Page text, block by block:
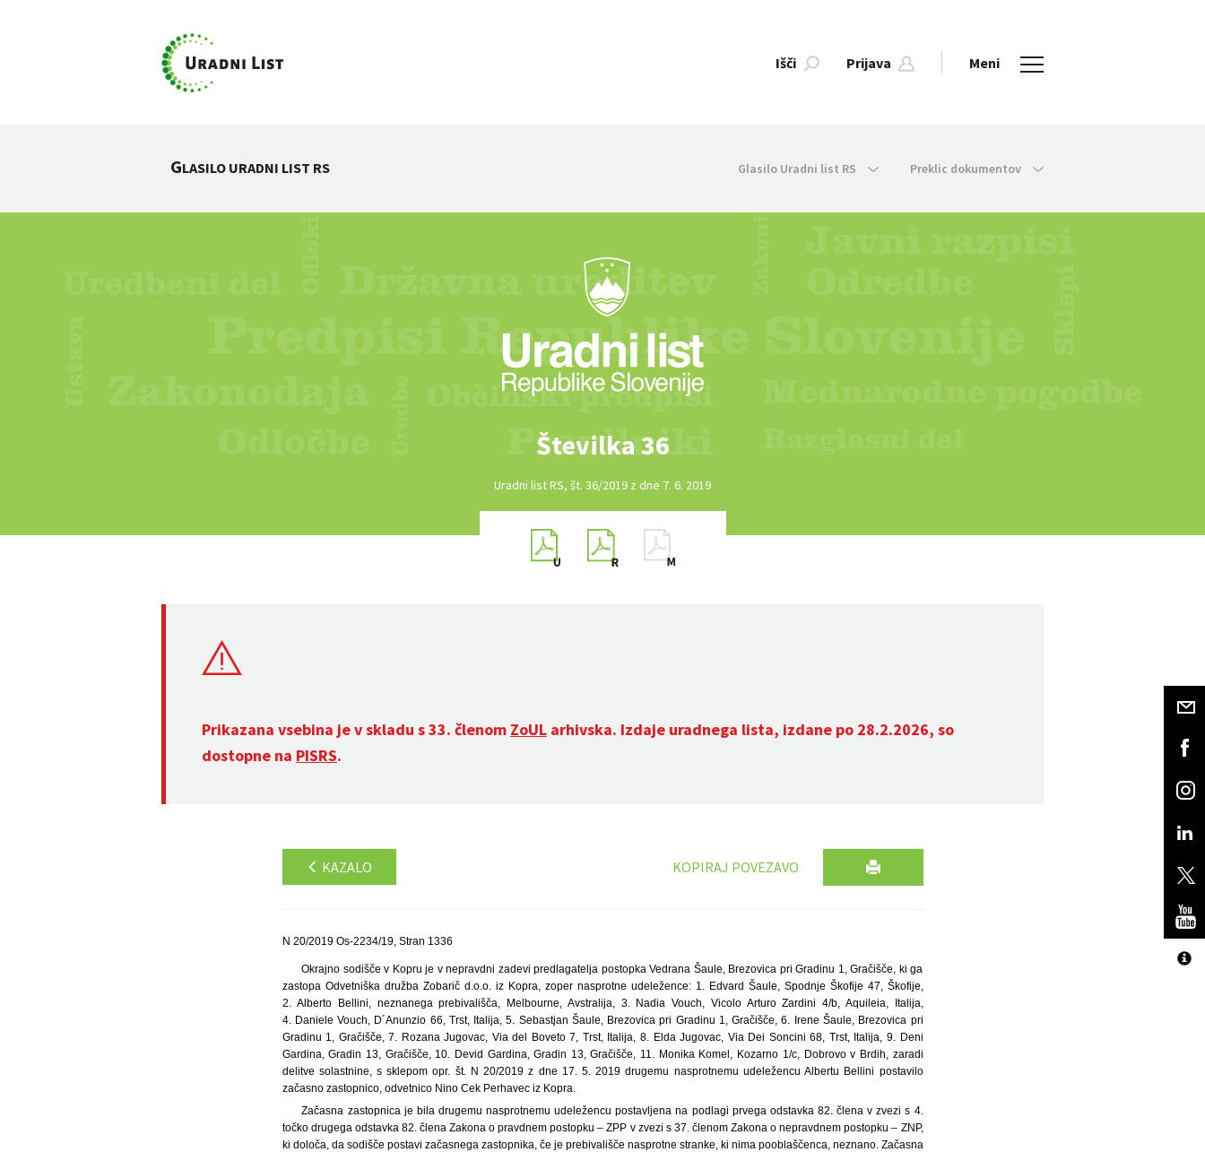
Išči Prijava Meni
GLASILO URADNI LIST RS Glasilo Uradni list RS Preklic dokumentov
Številka 36
Uradni list RS, št. 36/2019 z dne 7. 6. 2019
Prikazana vsebina je v skladu s 33. členom ZoUL arhivska. Izdaje uradnega lista, izdane po 28.2.2026, so
dostopne na PISRS.
KAZALO KOPIRAJ POVEZAVO
N 20/2019 Os-2234/19, Stran 1336
Okrajno sodišče v Kopru je v nepravdni zadevi predlagatelja postopka Vedrana Šaule, Brezovica pri Gradinu 1, Gračišče, ki ga
zastopa Odvetniška družba Zobarič d.o.o. iz Kopra, zoper nasprotne udeležence: 1. Edvard Šaule, Spodnje Škofije 47, Škofije,
2. Alberto Bellini, neznanega prebivališča, Melbourne, Avstralija, 3. Nadia Vouch, Vicolo Arturo Zardini 4/b, Aquileia, Italija,
4. Daniele Vouch, D´Anunzio 66, Trst, Italija, 5. Sebastjan Šaule, Brezovica pri Gradinu 1, Gračišče, 6. Irene Šaule, Brezovica pri
Gradinu 1, Gračišče, 7. Rozana Jugovac, Via del Boveto 7, Trst, Italija, 8. Elda Jugovac, Via Dei Soncini 68, Trst, Italija, 9. Deni
Gardina, Gradin 13, Gračišče, 10. Devid Gardina, Gradin 13, Gračišče, 11. Monika Komel, Kozarno 1/c, Dobrovo v Brdih, zaradi
delitve solastnine, s sklepom opr. št. N 20/2019 z dne 17. 5. 2019 drugemu nasprotnemu udeležencu Albertu Bellini postavilo
začasno zastopnico, odvetnico Nino Cek Perhavec iz Kopra.
Začasna zastopnica je bila drugemu nasprotnemu udeležencu postavljena na podlagi prvega odstavka 82. člena v zvezi s 4.
točko drugega odstavka 82. člena Zakona o pravdnem postopku – ZPP v zvezi s 37. členom Zakona o nepravdnem postopku – ZNP,
ki določa, da sodišče postavi začasnega zastopnika, če je prebivališče nasprotne stranke, ki nima pooblaščenca, neznano. Začasna